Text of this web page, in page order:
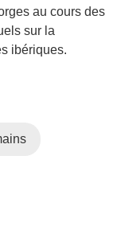
au cours des
sur la
ibériques.